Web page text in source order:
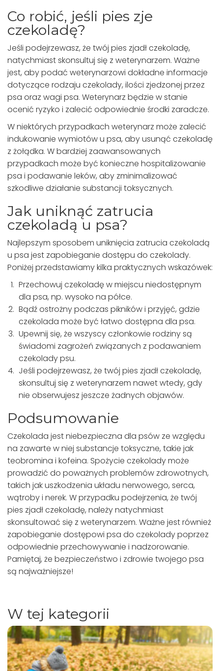
Co robić, jeśli pies zje
czekoladę?
Jeśli podejrzewasz, że twój pies zjadł czekoladę,
natychmiast skonsultuj się z weterynarzem. Ważne
jest, aby podać weterynarzowi dokładne informacje
dotyczące rodzaju czekolady, ilości zjedzonej przez
psa oraz wagi psa. Weterynarz będzie w stanie
ocenić ryzyko i zalecić odpowiednie środki zaradcze.
W niektórych przypadkach weterynarz może zalecić
indukowanie wymiotów u psa, aby usunąć czekoladę
z żołądka. W bardziej zaawansowanych
przypadkach może być konieczne hospitalizowanie
psa i podawanie leków, aby zminimalizować
szkodliwe działanie substancji toksycznych.
Jak uniknąć zatrucia
czekoladą u psa?
Najlepszym sposobem uniknięcia zatrucia czekoladą
u psa jest zapobieganie dostępu do czekolady.
Poniżej przedstawiamy kilka praktycznych wskazówek:
Przechowuj czekoladę w miejscu niedostępnym
dla psa, np. wysoko na półce.
Bądź ostrożny podczas pikników i przyjęć, gdzie
czekolada może być łatwo dostępna dla psa.
Upewnij się, że wszyscy członkowie rodziny są
świadomi zagrożeń związanych z podawaniem
czekolady psu.
Jeśli podejrzewasz, że twój pies zjadł czekoladę,
skonsultuj się z weterynarzem nawet wtedy, gdy
nie obserwujesz jeszcze żadnych objawów.
Podsumowanie
Czekolada jest niebezpieczna dla psów ze względu
na zawarte w niej substancje toksyczne, takie jak
teobromina i kofeina. Spożycie czekolady może
prowadzić do poważnych problemów zdrowotnych,
takich jak uszkodzenia układu nerwowego, serca,
wątroby i nerek. W przypadku podejrzenia, że twój
pies zjadł czekoladę, należy natychmiast
skonsultować się z weterynarzem. Ważne jest również
zapobieganie dostępowi psa do czekolady poprzez
odpowiednie przechowywanie i nadzorowanie.
Pamiętaj, że bezpieczeństwo i zdrowie twojego psa
są najważniejsze!
W tej kategorii